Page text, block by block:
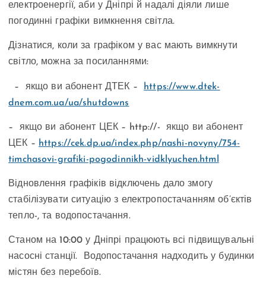
електроенергії, аби у Дніпрі й надалі діяли лише
погодинні графіки вимкнення світла.
Дізнатися, коли за графіком у вас мають вимкнути
світло, можна за посиланнями:
– якщо ви абонент ДТЕК –
https://www.dtek-
dnem.com.ua/ua/shutdowns
– якщо ви абонент ЦЕК – http://- якщо ви абонент
ЦЕК – https://cek.dp.ua/index.php/nashi-novyny/754-
timchasovi-grafiki-pogodinnikh-vidklyuchen.html
Відновлення графіків відключень дало змогу
стабілізувати ситуацію з електропостачанням об’єктів
тепло-, та водопостачання.
Станом на 10:00 у Дніпрі працюють всі підвищувальні
насосні станції. Водопостачання надходить у будинки
містян без перебоїв.